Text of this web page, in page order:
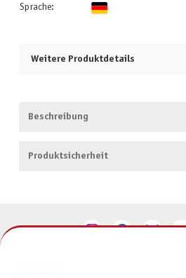
Sprache:
Weitere Produktdetails
Beschreibung
Produktsicherheit